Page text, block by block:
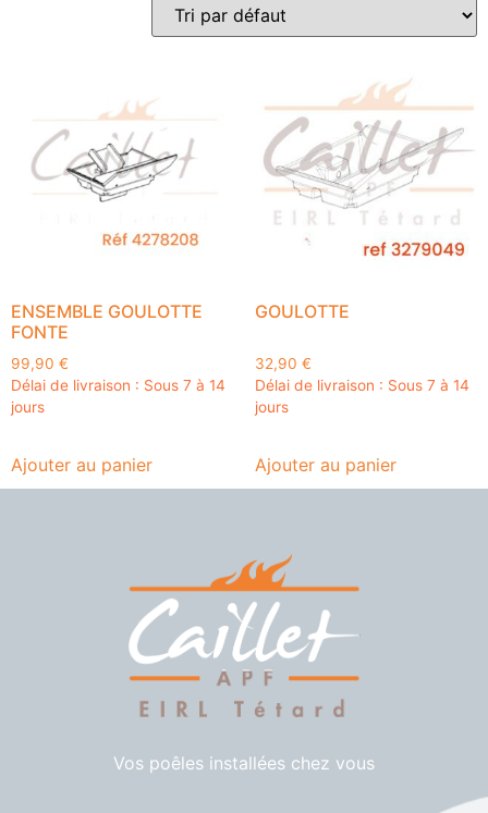
ENSEMBLE GOULOTTE
FONTE
99,90 €
Délai de livraison : Sous 7 à 14
jours
Ajouter au panier
GOULOTTE
32,90 €
Délai de livraison : Sous 7 à 14
jours
Ajouter au panier
Vos poêles installées chez vous